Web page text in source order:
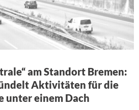
am Standort Bremen:
Aktivitäten für die
unter einem Dach